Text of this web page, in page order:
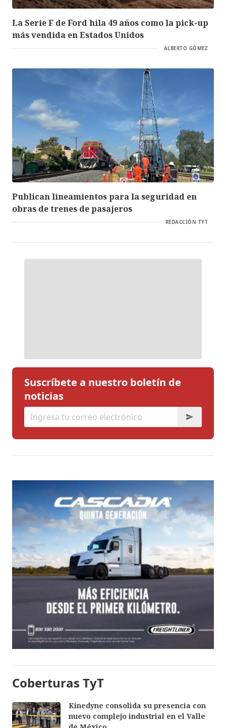
La Serie F de Ford hila 49 años como la pick-up
más vendida en Estados Unidos
ALBERTO GÓMEZ
Publican lineamientos para la seguridad en
obras de trenes de pasajeros
REDACCIÓN TYT
Suscríbete a nuestro boletín de
noticias
Coberturas TyT
Kinedyne consolida su presencia con
nuevo complejo industrial en el Valle